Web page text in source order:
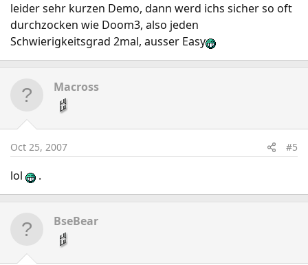
leider sehr kurzen Demo, dann werd ichs sicher so oft
durchzocken wie Doom3, also jeden
Schwierigkeitsgrad 2mal, ausser Easy
Macross
Oct 25, 2007 #5
lol .
BseBear